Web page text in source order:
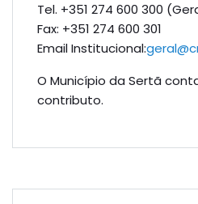
Tel. +351 274 600 300
Fax: +351 274 600 301
Email Institucional:
O Município da Sertã
contributo.